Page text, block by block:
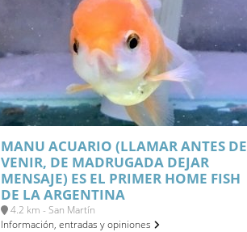
MANU ACUARIO (LLAMAR ANTES DE
VENIR, DE MADRUGADA DEJAR
MENSAJE) ES EL PRIMER HOME FISH
DE LA ARGENTINA
4.2 km - San Martín
Información, entradas y opiniones